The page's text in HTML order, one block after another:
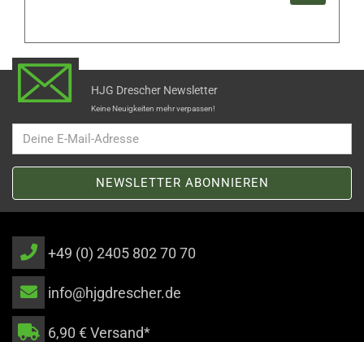
HJG Drescher Newsletter
Keine Neuigkeiten mehr verpassen!
+49 (0) 2405 802 70 70
info@hjgdrescher.de
6,90 € Versand*